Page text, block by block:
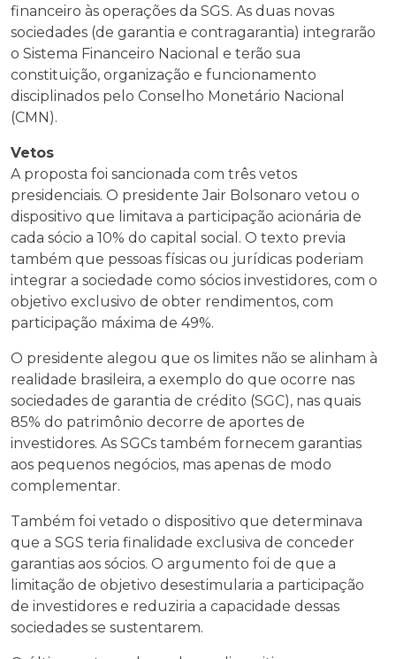
financeiro às operações da SGS. As duas novas
sociedades (de garantia e contragarantia) integrarão
o Sistema Financeiro Nacional e terão sua
constituição, organização e funcionamento
disciplinados pelo Conselho Monetário Nacional
(CMN).
Vetos
A proposta foi sancionada com três vetos
presidenciais. O presidente Jair Bolsonaro vetou o
dispositivo que limitava a participação acionária de
cada sócio a 10% do capital social. O texto previa
também que pessoas físicas ou jurídicas poderiam
integrar a sociedade como sócios investidores, com o
objetivo exclusivo de obter rendimentos, com
participação máxima de 49%.
O presidente alegou que os limites não se alinham à
realidade brasileira, a exemplo do que ocorre nas
sociedades de garantia de crédito (SGC), nas quais
85% do patrimônio decorre de aportes de
investidores. As SGCs também fornecem garantias
aos pequenos negócios, mas apenas de modo
complementar.
Também foi vetado o dispositivo que determinava
que a SGS teria finalidade exclusiva de conceder
garantias aos sócios. O argumento foi de que a
limitação de objetivo desestimularia a participação
de investidores e reduziria a capacidade dessas
sociedades se sustentarem.